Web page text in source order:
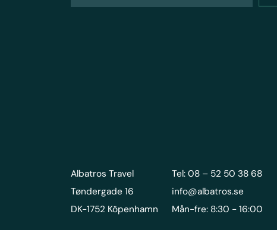
Albatros Travel
Tøndergade 16
DK-1752 Köpenhamn
Tel: 08 – 52 50 38 68
info@albatros.se
Mån-fre: 8:30 - 16:00